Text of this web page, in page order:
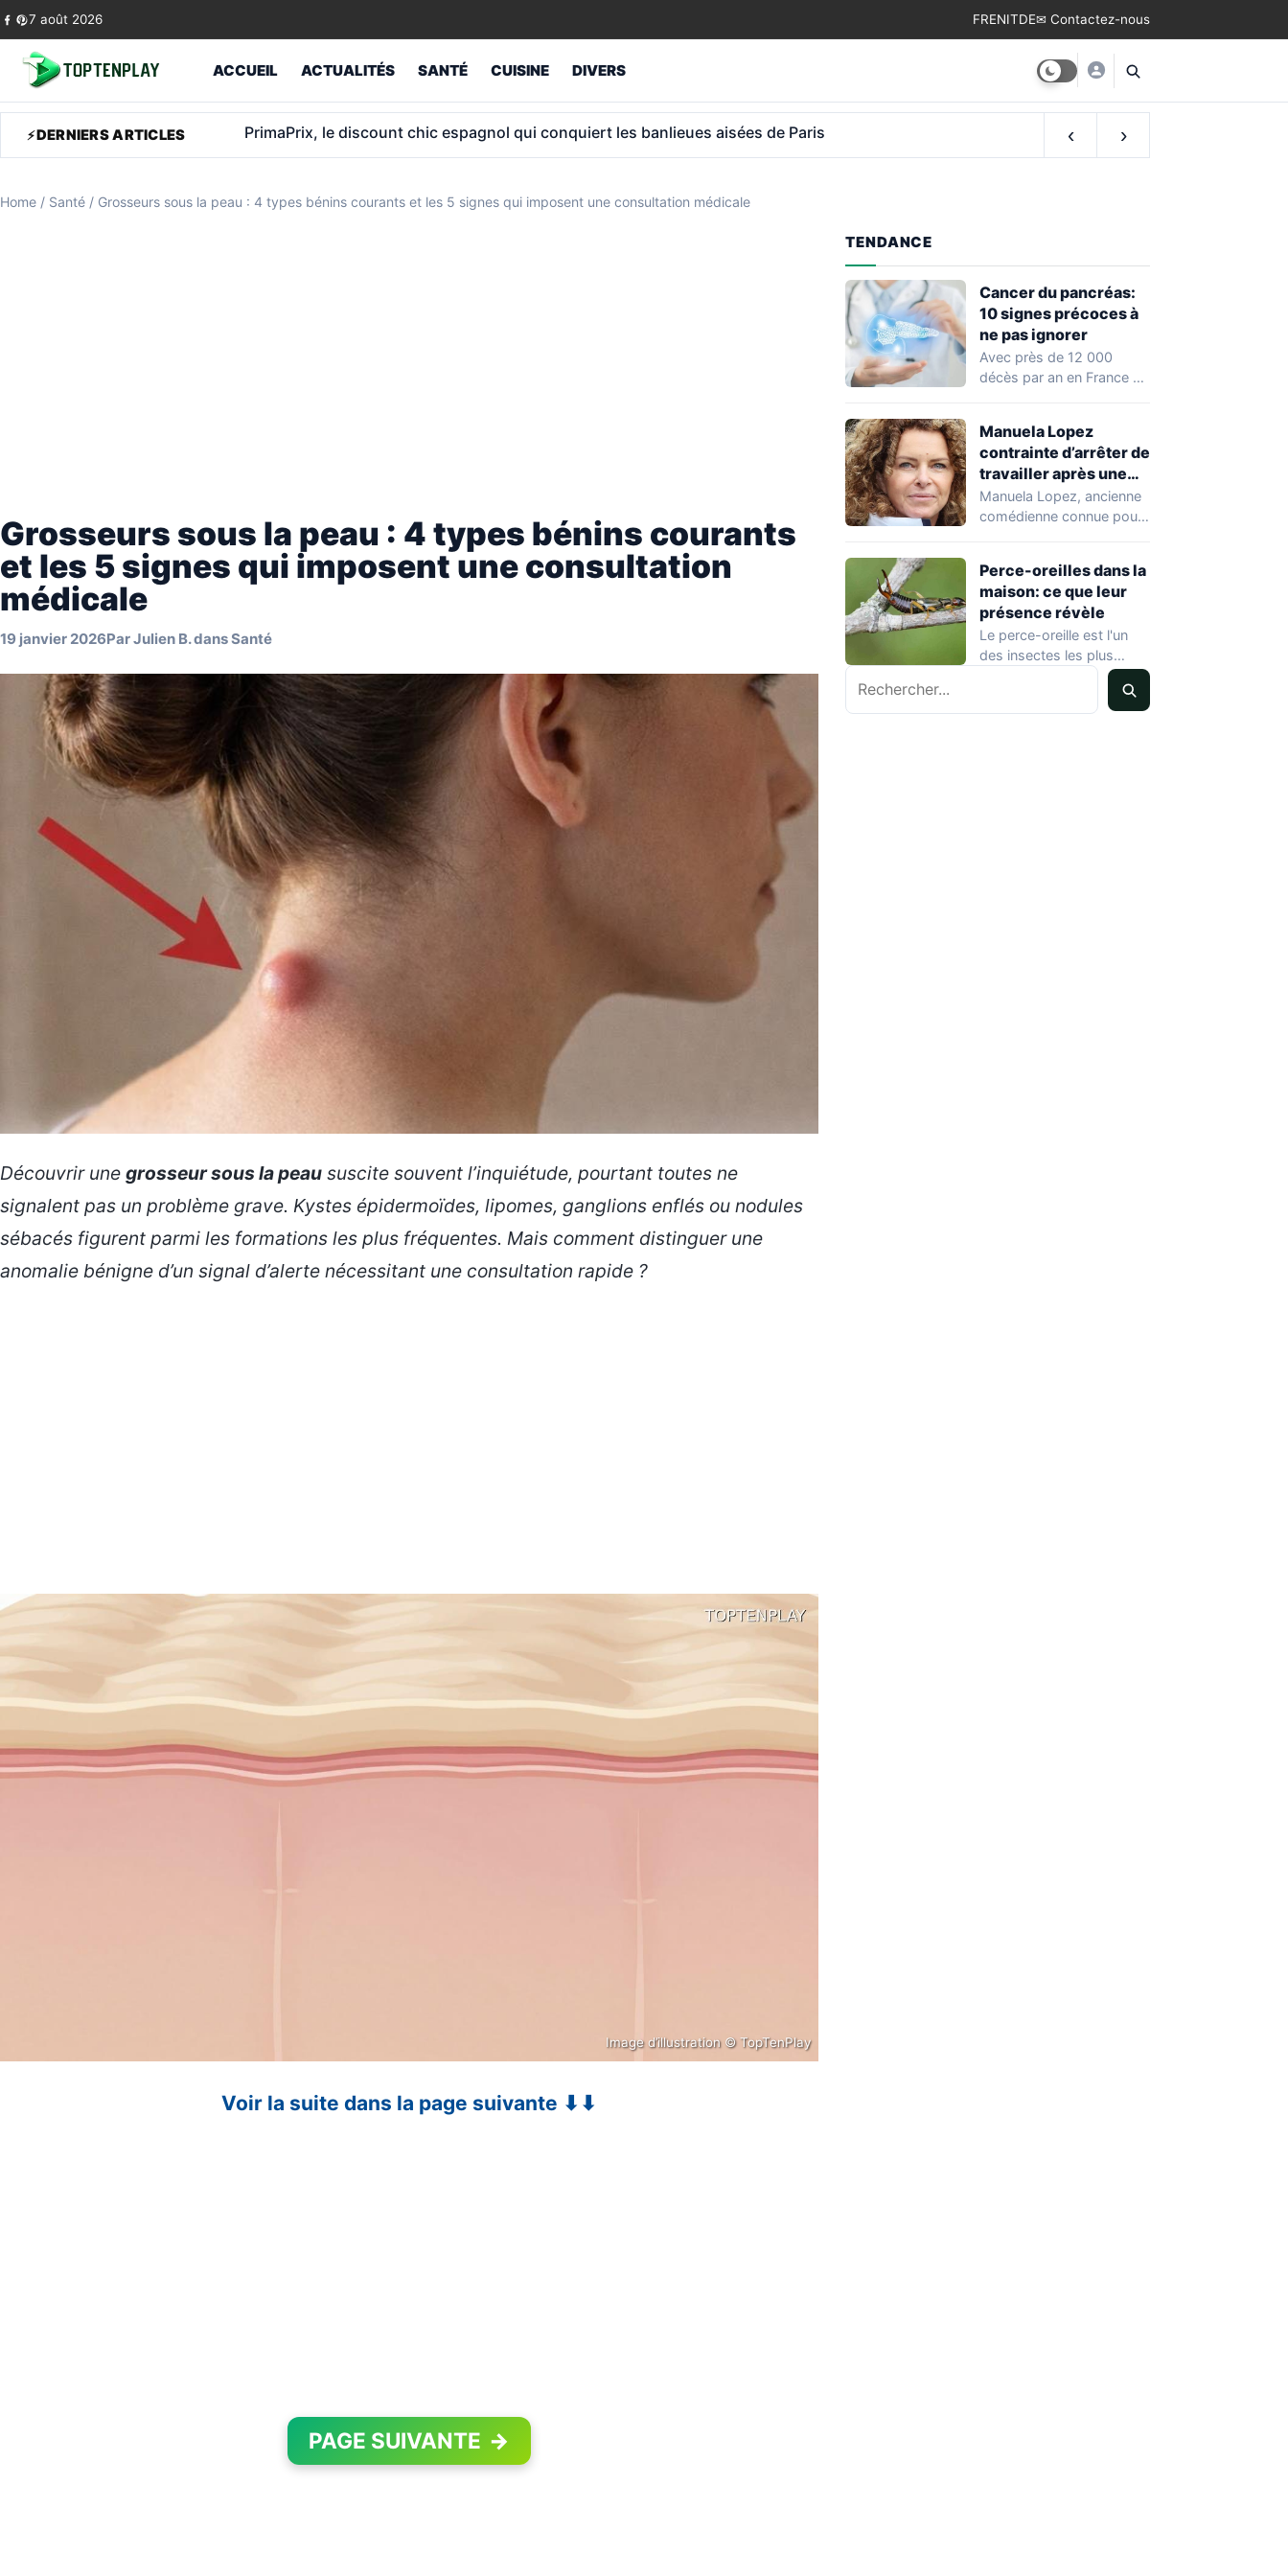
Skip to content
7 août 2026 FRENITDE✉ Contactez-nous
ACCUEIL ACTUALITÉS SANTÉ CUISINE DIVERS
DERNIERS ARTICLES Retraite anticipée: ce que les nouvelles règles changent vraiment selon votre année de naissance ‹ ›
Home / Santé / Grosseurs sous la peau : 4 types bénins courants et les 5 signes qui imposent une consultation médicale
Grosseurs sous la peau : 4 types bénins courants
et les 5 signes qui imposent une consultation
médicale
19 janvier 2026ParJulien B.dansSanté
Découvrir une grosseur sous la peau suscite souvent l’inquiétude, pourtant toutes ne
signalent pas un problème grave. Kystes épidermoïdes, lipomes, ganglions enflés ou nodules
sébacés figurent parmi les formations les plus fréquentes. Mais comment distinguer une
anomalie bénigne d’un signal d’alerte nécessitant une consultation rapide ?
Image d’illustration © TopTenPlay
Voir la suite dans la page suivante ⬇⬇
PAGE SUIVANTE →
TENDANCE
Cancer du pancréas:
10 signes précoces à
ne pas ignorer
Avec près de 12 000
décès par an en France et
Manuela Lopez
contrainte d’arrêter de
travailler après une
rechute cardiaque
Manuela Lopez, ancienne
comédienne connue pour
Perce-oreilles dans la
maison: ce que leur
présence révèle
Le perce-oreille est l'un
des insectes les plus